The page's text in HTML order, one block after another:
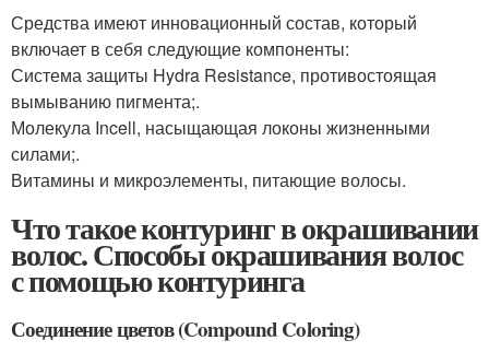
Средства имеют инновационный состав, который
включает в себя следующие компоненты:
Система защиты Hydra Resistance, противостоящая
вымыванию пигмента;.
Молекула Incell, насыщающая локоны жизненными
силами;.
Витамины и микроэлементы, питающие волосы.
Что такое контуринг в окрашивании
волос. Способы окрашивания волос
с помощью контуринга
Соединение цветов (Compound Coloring)